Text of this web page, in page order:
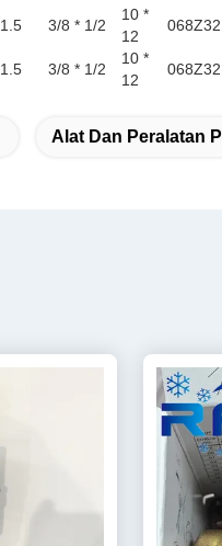
1.5 3/8 * 1/2
10 *
12
1.5 3/8 * 1/2
10 *
12
Alat Dan Peralatan